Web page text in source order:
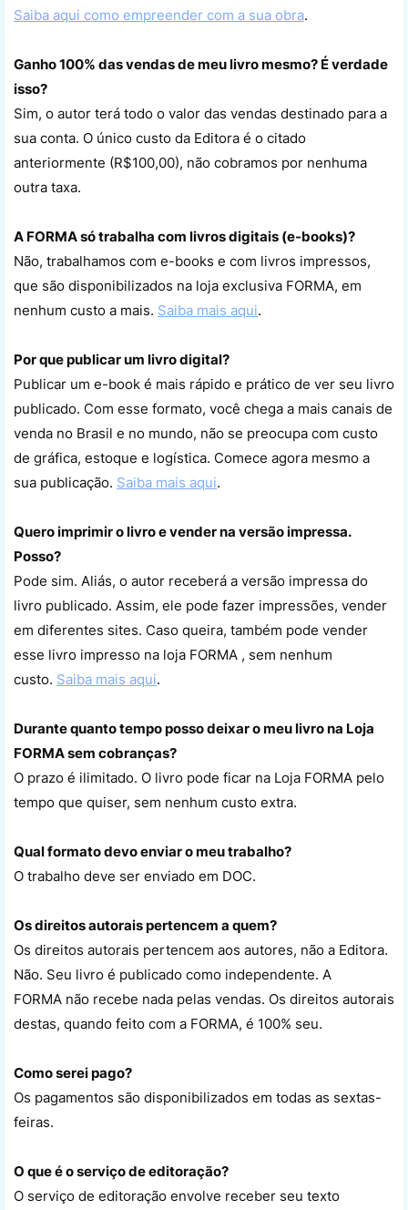
Saiba aqui como empreender com a sua obra.
Ganho 100% das vendas de meu livro mesmo? É verdade
isso?
Sim, o autor terá todo o valor das vendas destinado para a
sua conta. O único custo da Editora é o citado
anteriormente (R$100,00), não cobramos por nenhuma
outra taxa.
A FORMAsó trabalha com livros digitais (e-books)?
Não, trabalhamos com e-books e com livros impressos,
que são disponibilizados na loja exclusiva FORMA, em
nenhum custo a mais. Saiba mais aqui.
Por que publicar um livro digital?
Publicar um e-book é mais rápido e prático de ver seu livro
publicado. Com esse formato, você chega a mais canais de
venda no Brasil e no mundo, não se preocupa com custo
de gráfica, estoque e logística. Comece agora mesmo a
sua publicação. Saiba mais aqui.
Quero imprimir o livro e vender na versão impressa.
Posso?
Pode sim. Aliás, o autor receberá a versão impressa do
livro publicado. Assim, ele pode fazer impressões, vender
em diferentes sites. Caso queira, também pode vender
esse livro impresso na loja FORMA , sem nenhum
custo. Saiba mais aqui.
Durante quanto tempo posso deixar o meu livro na Loja
FORMA sem cobranças?
O prazo é ilimitado. O livro pode ficar na Loja FORMA pelo
tempo que quiser, sem nenhum custo extra.
Qual formato devo enviar o meu trabalho?
O trabalho deve ser enviado em DOC.
Os direitos autorais pertencem a quem?
Os direitos autorais pertencem aos autores, não a Editora.
Não. Seu livro é publicado como independente. A
FORMA não recebe nada pelas vendas. Os direitos autorais
destas, quando feito com a FORMA, é 100% seu.
Como serei pago?
Os pagamentos são disponibilizados em todas as sextas-
feiras.
O que é o serviço de editoração?
O serviço de editoração envolve receber seu texto